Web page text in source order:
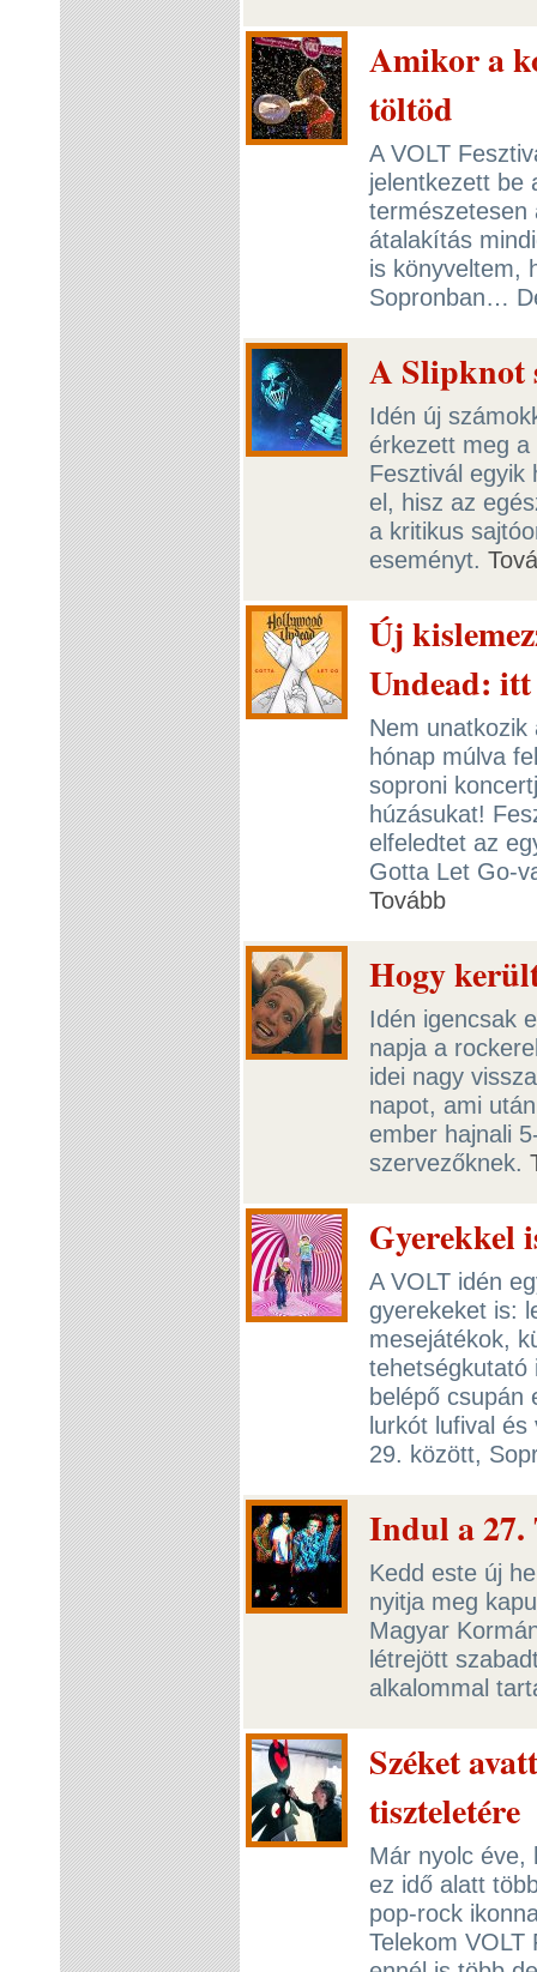
Amikor a
töltöd
A VOLT
jelentkezett be
természetesen
átalakítás
is könyveltem,
Sopronban…
A Slipknot
Idén új
érkezett meg a
Fesztivál egyik
el, hisz az
a kritikus
eseményt.
Új
Undead:
Nem unatkozik
hónap múlva
soproni
húzásukat!
elfeledtet az
Gotta Let Go-
Tovább
Hogy
Idén igencsak
napja a
idei nagy
napot, ami
ember hajnali
szervezőknek.
Gyerekkel
A VOLT idén
gyerekeket is:
mesejátékok,
tehetségkutató
belépő csupán
lurkót lufival
29. között,
Indul a 27.
Kedd este új
nyitja meg
Magyar
létrejött
alkalommal
Széket
tiszteletére
Már nyolc éve,
ez idő alatt
pop-rock
Telekom